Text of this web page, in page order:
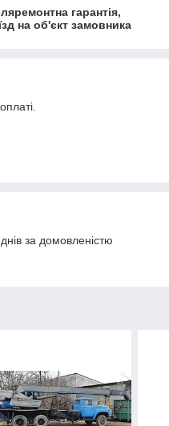
гарантія,
на об'єкт замовника
за домовленістю